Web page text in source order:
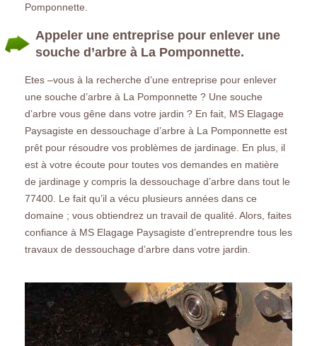
Pomponnette.
Appeler une entreprise pour enlever une
souche d’arbre à La Pomponnette.
Etes –vous à la recherche d’une entreprise pour enlever
une souche d’arbre à La Pomponnette ? Une souche
d’arbre vous gêne dans votre jardin ? En fait, MS Elagage
Paysagiste en dessouchage d’arbre à La Pomponnette est
prêt pour résoudre vos problèmes de jardinage. En plus, il
est à votre écoute pour toutes vos demandes en matière
de jardinage y compris la dessouchage d’arbre dans tout le
77400. Le fait qu’il a vécu plusieurs années dans ce
domaine ; vous obtiendrez un travail de qualité. Alors, faites
confiance à MS Elagage Paysagiste d’entreprendre tous les
travaux de dessouchage d’arbre dans votre jardin.